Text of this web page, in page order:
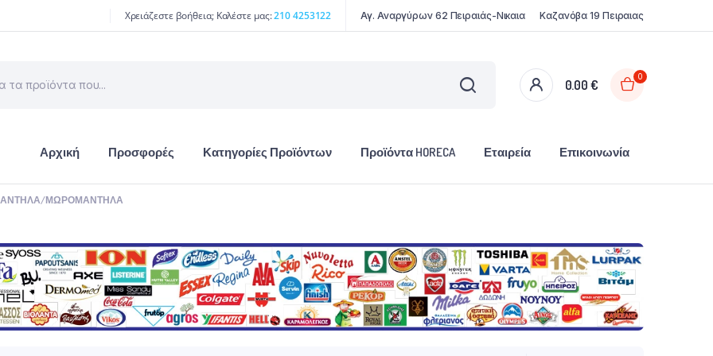
Χρειάζεστε βοήθεια; Καλέστε μας:210 4253122 Αγ. Αναργύρων 62 Πειραιάς-Νικαια Καζανόβα 19 Πειραιας
0.00€
0
Αρχική Προσφορές Κατηγορίες Προϊόντων Προϊόντα HORECA Εταιρεία Επικοινωνία
ΜΩΡΟΜΆΝΤΗΛΑ